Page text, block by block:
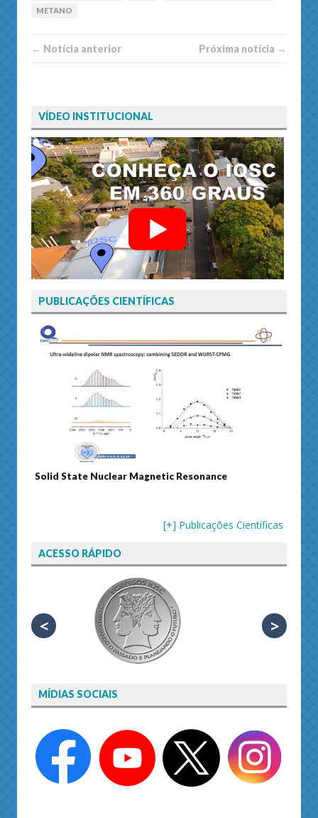
METANO
← Notí­cia anterior Próxima notí­­cia →
VÍDEO INSTITUCIONAL
PUBLICAÇÕES CIENTÍFICAS
Solid State Nuclear Magnetic Resonance
[+] Publicações Científicas
ACESSO RÁPIDO
< >
MÍDIAS SOCIAIS